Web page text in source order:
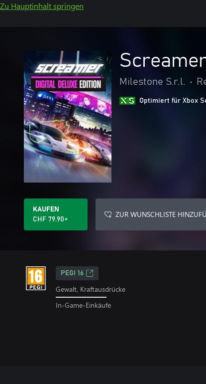
Zu Hauptinhalt springen
Milestone S.r.l. •
Optimiert für Xbox
KAUFEN
CHF 79.90+
ZUR WUNSCHLISTE
PEGI 16
Gewalt, Kraftausdrücke
In-Game-Einkäufe